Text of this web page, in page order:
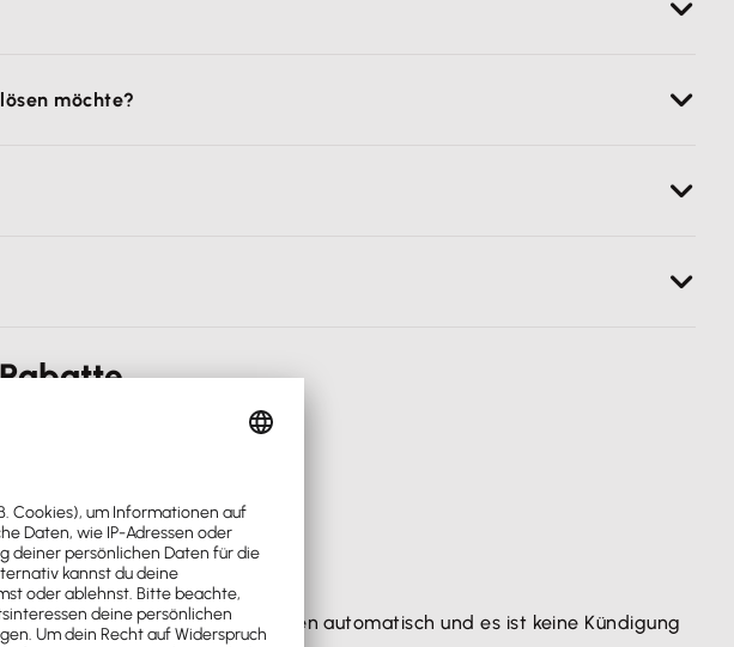
möchte?
Der Test endet nach 30 Tagen automatisch und es ist keine Kündigung